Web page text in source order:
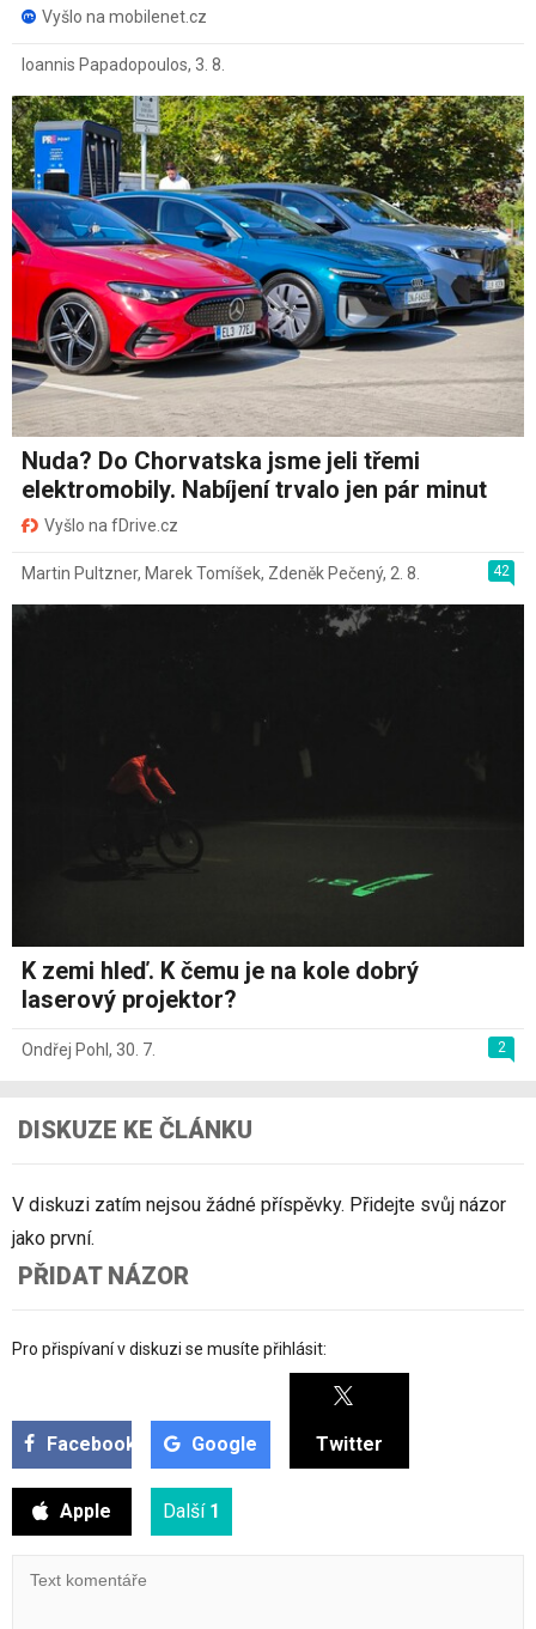
Vyšlo na mobilenet.cz
Ioannis Papadopoulos, 3. 8.
Nuda? Do Chorvatska jsme jeli třemi
elektromobily. Nabíjení trvalo jen pár minut
Vyšlo na fDrive.cz
42
Martin Pultzner, Marek Tomíšek, Zdeněk Pečený, 2. 8.
K zemi hleď. K čemu je na kole dobrý
laserový projektor?
2
Ondřej Pohl , 30. 7.
DISKUZE KE ČLÁNKU
V diskuzi zatím nejsou žádné příspěvky. Přidejte svůj názor
jako první.
PŘIDAT NÁZOR
Pro přispívaní v diskuzi se musíte přihlásit:
Facebook Google Twitter
Apple Další 1